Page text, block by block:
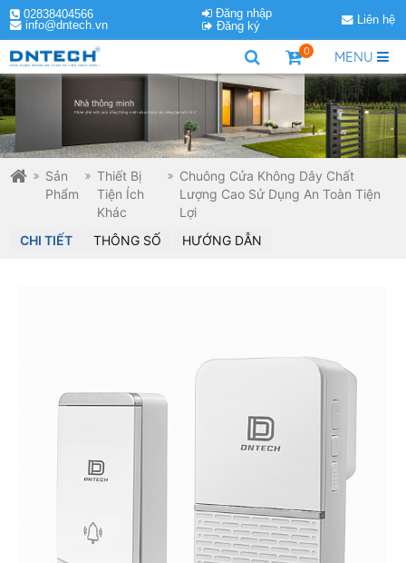
02838404566
info@dntech.vn
Đăng nhập
Đăng ký
Liên hệ
MENU
0
Sản
Phẩm
Thiết Bị
Tiện Ích
Khác
Chuông Cửa Không Dây Chất
Lượng Cao Sử Dụng An Toàn Tiện
Lợi
CHI TIẾT
THÔNG SỐ HƯỚNG DẪN